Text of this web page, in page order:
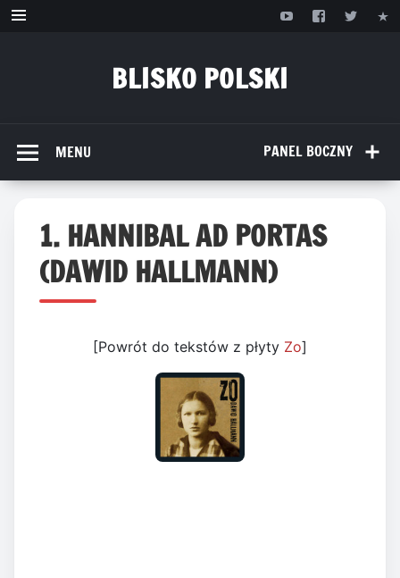
Przejdź
BLISKO POLSKI
PANEL BOCZNY
MENU
1. HANNIBAL AD PORTAS
(DAWID HALLMANN)
[Powrót do tekstów z płyty Zo]